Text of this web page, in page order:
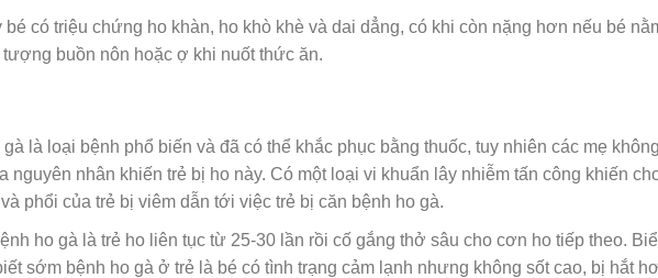
bé có triệu chứng ho khàn, ho khò khè và dai dẳng, có khi còn nặng hơn nếu bé
buồn nôn hoặc ợ khi nuốt thức ăn.
là loại bệnh phổ biến và đã có thể khắc phục bằng thuốc, tuy nhiên các mẹ
nguyên nhân khiến trẻ bị ho này. Có một loại vi khuẩn lây nhiễm tấn công khiến
phổi của trẻ bị viêm dẫn tới việc trẻ bị căn bệnh ho gà.
ho gà là trẻ ho liên tục từ 25-30 lần rồi cố gắng thở sâu cho cơn ho tiếp theo.
sớm bệnh ho gà ở trẻ là bé có tình trạng cảm lạnh nhưng không sốt cao, bị hắt